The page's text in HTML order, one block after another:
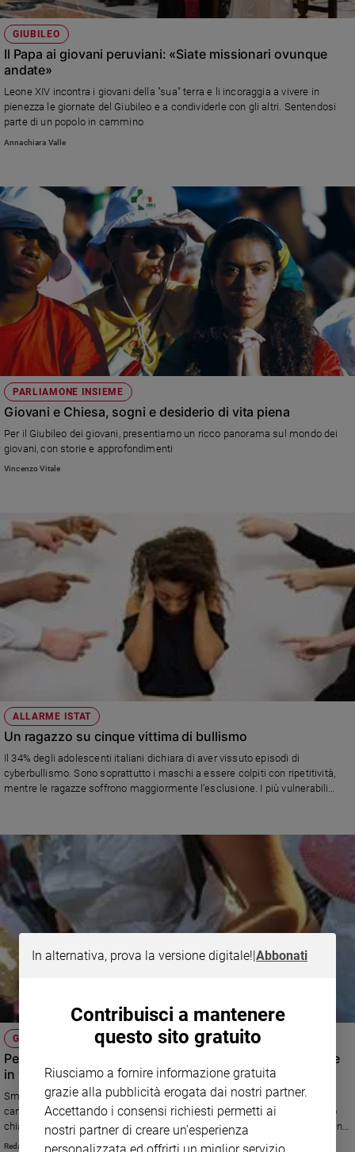
GIUBILEO
Il Papa ai giovani peruviani: «Siate missionari ovunque
andate»
Leone XIV incontra i giovani della "sua" terra e li incoraggia a vivere in
pienezza le giornate del Giubileo e a condividerle con gli altri. Sentendosi
parte di un popolo in cammino
Annachiara Valle
PARLIAMONE INSIEME
Giovani e Chiesa, sogni e desiderio di vita piena
Per il Giubileo dei giovani, presentiamo un ricco panorama sul mondo dei
giovani, con storie e approfondimenti
Vincenzo Vitale
ALLARME ISTAT
Un ragazzo su cinque vittima di bullismo
Il 34% degli adolescenti italiani dichiara di aver vissuto episodi di
cyberbullismo. Sono soprattutto i maschi a essere colpiti con ripetitività,
mentre le ragazze soffrono maggiormente l’esclusione. I più vulnerabili
GIOVANI E DIGITALE
Per un’estate "senza campo", lo smartphone può andare
in vacanza?
Smartphone e adolescenti, un binomio che non va in vacanza. Con la
campagna “The Unseen Risk”, Fondazione Carolina lancia un messaggio
chiaro: non basta la presenza fisica degli adulti per proteggere i più giovani
dai rischi digitali. E lo fa con immagini d’impatto e un decalogo ironico per
Redazione.fc
In alternativa, prova la versione digitale!|Abbonati
Contribuisci a mantenere
questo sito gratuito
Riusciamo a fornire informazione gratuita
grazie alla pubblicità erogata dai nostri partner.
Accettando i consensi richiesti permetti ai
nostri partner di creare un'esperienza